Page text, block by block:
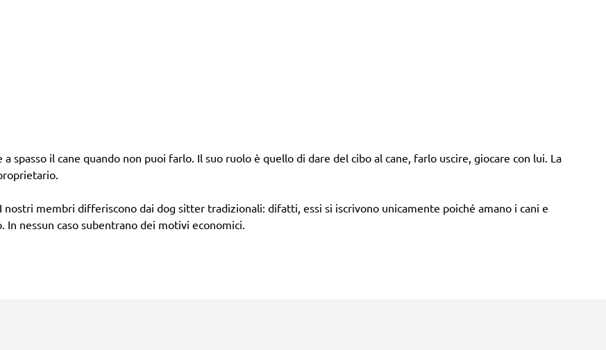
spasso il cane quando non puoi farlo. Il suo ruolo è quello di dare del cibo al cane, farlo uscire, giocare con lui. La
membri differiscono dai dog sitter tradizionali: difatti, essi si iscrivono unicamente poiché amano i cani e
In nessun caso subentrano dei motivi economici.